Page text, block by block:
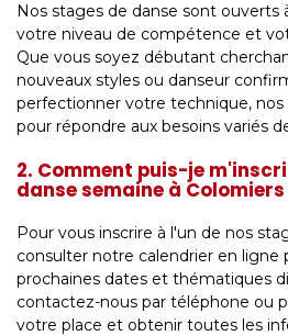
Nos stages de danse sont ouverts
votre niveau de compétence et
Que vous soyez débutant
nouveaux styles ou danseur
perfectionner votre technique,
pour répondre aux besoins variés
2. Comment puis-je
danse semaine à Colomiers
Pour vous inscrire à l'un de nos
consulter notre calendrier en ligne
prochaines dates et thématiques
contactez-nous par téléphone ou
votre place et obtenir toutes les